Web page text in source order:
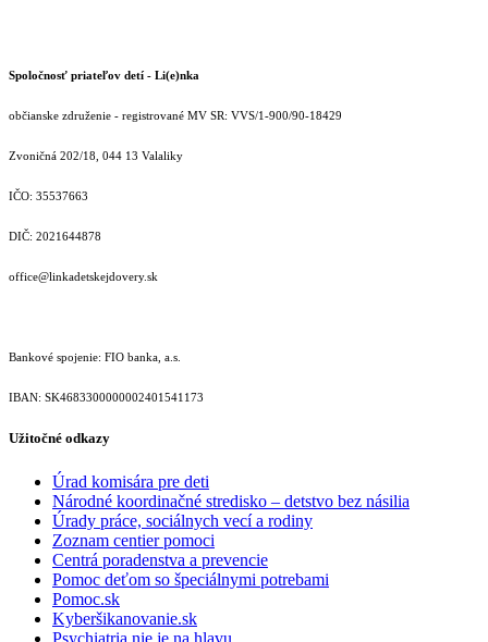
Spoločnosť priateľov detí - Li(e)nka
občianske združenie - registrované MV SR: VVS/1-900/90-18429
Zvoničná 202/18, 044 13 Valaliky
IČO: 35537663
DIČ: 2021644878
office@linkadetskejdovery.sk
Bankové spojenie: FIO banka, a.s.
IBAN: SK46833000000­02401541173
Užitočné odkazy
Úrad komisára pre deti
Národné koordinačné stredisko – detstvo bez násilia
Úrady práce, sociálnych vecí a rodiny
Zoznam centier pomoci
Centrá poradenstva a prevencie
Pomoc deťom so špeciálnymi potrebami
Pomoc.sk
Kyberšikanovanie.sk
Psychiatria nie je na hlavu